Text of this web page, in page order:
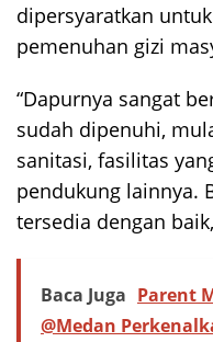
dipersyaratkan
pemenuhan gizi
“Dapurnya sangat
sudah dipenuhi,
sanitasi, fasilitas
pendukung lainnya.
tersedia dengan
Baca Juga Parent
@Medan